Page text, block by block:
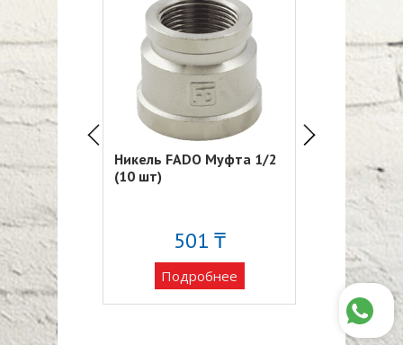
Муфта
1/2*1
₸
Никель FADO Муфта 1/2
(10 шт)
501 ₸
Подробнее